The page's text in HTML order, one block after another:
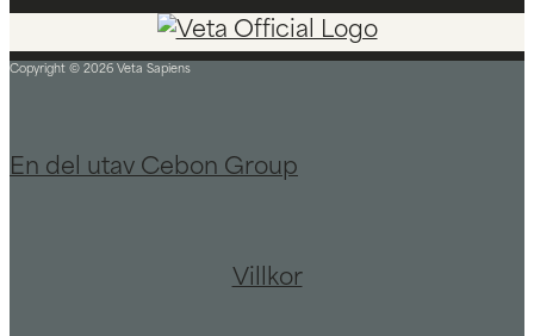
Copyright © 2026 Veta Sapiens
En del utav Cebon Group
Villkor